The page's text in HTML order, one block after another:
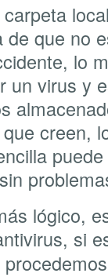
que no
lo
un virus y
creen,
lógico,
si